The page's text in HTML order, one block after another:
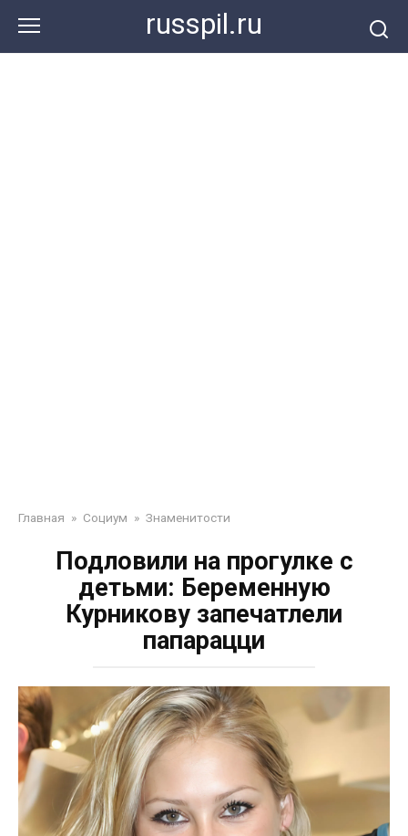
контенту
russpil.ru
Главная » Социум » Знаменитости
Подловили на прогулке с
детьми: Беременную
Курникову запечатлели
папарацци